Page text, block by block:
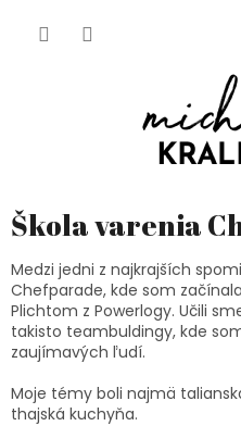
Škola varenia
Medzi jedni z najkrajších
Chefparade, kde som
Plichtom z Powerlogy. Učili
takisto teambuldingy, kde
zaujímavých ľudí.
Moje témy boli najmä
thajská kuchyňa.